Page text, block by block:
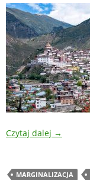
Czytaj dalej →
MARGINALIZACJA